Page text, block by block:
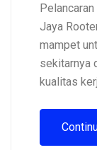
Jaya
mampet
sekitarnya
kualitas